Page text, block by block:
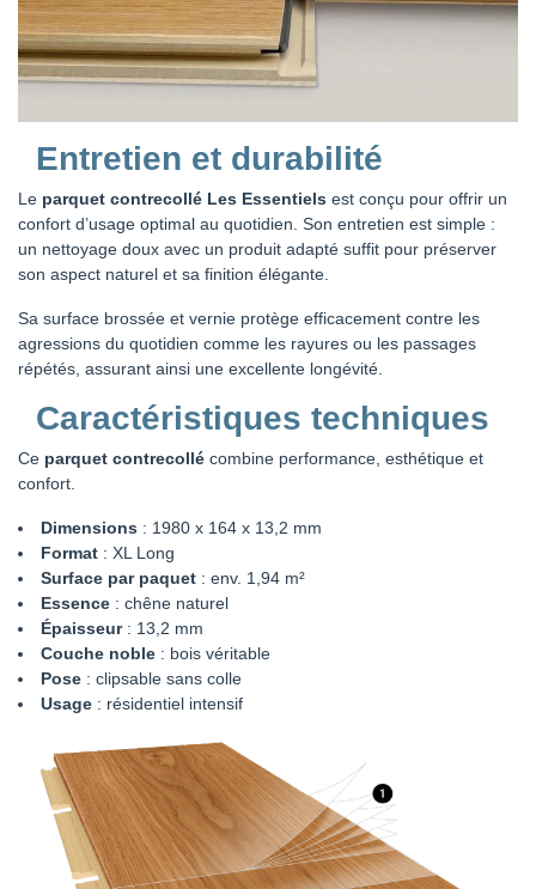
Entretien et durabilité
Le parquet contrecollé Les Essentiels est conçu pour offrir un
confort d’usage optimal au quotidien. Son entretien est simple :
un nettoyage doux avec un produit adapté suffit pour préserver
son aspect naturel et sa finition élégante.
Sa surface brossée et vernie protège efficacement contre les
agressions du quotidien comme les rayures ou les passages
répétés, assurant ainsi une excellente longévité.
Caractéristiques techniques
Ce parquet contrecollé combine performance, esthétique et
confort.
Dimensions : 1980 x 164 x 13,2 mm
Format : XL Long
Surface par paquet : env. 1,94 m²
Essence : chêne naturel
Épaisseur: 13,2 mm
Couche noble : bois véritable
Pose : clipsable sans colle
Usage : résidentiel intensif